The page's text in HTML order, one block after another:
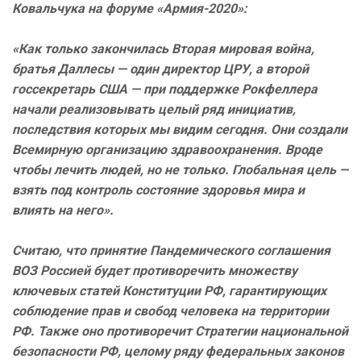
Ковальчука на форуме «Армия-2020»:
«Как только закончилась Вторая мировая война,
братья Даллесы — один директор ЦРУ, а второй
госсекретарь США — при поддержке Рокфеллера
начали реализовывать целый ряд инициатив,
последствия которых мы видим сегодня. Они создали
Всемирную организацию здравоохранения. Вроде
чтобы лечить людей, но не только. Глобальная цель —
взять под контроль состояние здоровья мира и
влиять на него».
Считаю, что принятие Пандемического соглашения
ВОЗ Россией будет противоречить множеству
ключевых статей Конституции РФ, гарантирующих
соблюдение прав и свобод человека на территории
РФ. Также оно противоречит Стратегии национальной
безопасности РФ, целому ряду федеральных законов